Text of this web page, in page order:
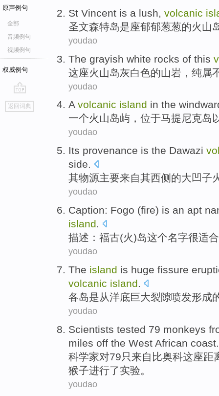
原声例句
全部
音频例句
视频例句
权威例句
go
top
返回词典
St Vincent is a lush, volcanic
圣文森特岛是座郁郁葱葱的火山
youdao
The grayish white rocks of this
这座火山岛灰白色的山岩 ，纯属
youdao
A volcanic island in the
一个火山岛屿 ， 位于马提尼克岛
youdao
Its provenance is the Dawazi
side.
其物源主要来自其西侧的大凹子
youdao
Caption: Fogo (fire) is an apt
island.
描述 ： 福古(火)岛这个名字很适
youdao
The island is huge fissure
volcanic island.
各岛是从洋底巨大裂隙喷发形成
youdao
Scientists tested 79 monkeys
miles off the West African coast.
科学家对79只 来自 比奥科这座距
猴子进行了实验 。
youdao